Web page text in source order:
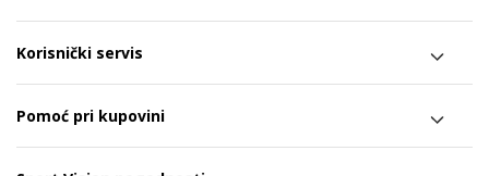
Korisnički servis
Pomoć pri kupovini